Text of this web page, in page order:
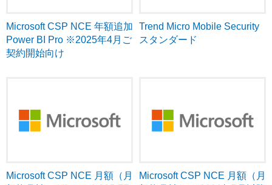
Microsoft CSP NCE 年額追加
Power BI Pro ※2025年4月ご
契約開始向け
Trend Micro Mobile Security
スタンダード
Microsoft CSP NCE 月額（月
Microsoft CSP NCE 月額（月